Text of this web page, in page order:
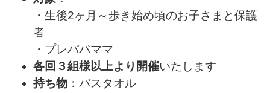
・生後2ヶ月～歩き始め頃のお子さまと保護
者
・プレパパママ
各回３組様以上より開催いたします
持ち物 ：バスタオル